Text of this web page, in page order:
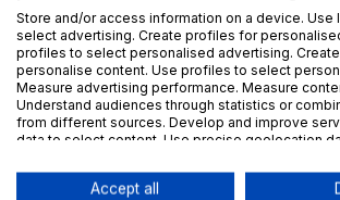
Nápravná opatření
EDPS s ohledem na závažnost a dobu
regulace a fakt, že mnohá zjištěná
nápravná opatření:
Store and/or access information on a device. Use
select advertising. Create profiles for
profiles to select personalised advertising.
personalise content. Use profiles to select
Measure advertising performance. Measure
Understand audiences through statistics or
from different sources. Develop and improve
data to select content. Use precise geolocation
Data may be shared outside of the European
Accept all